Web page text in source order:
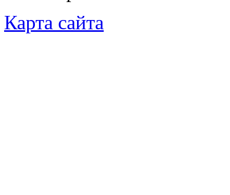
Карта сайта